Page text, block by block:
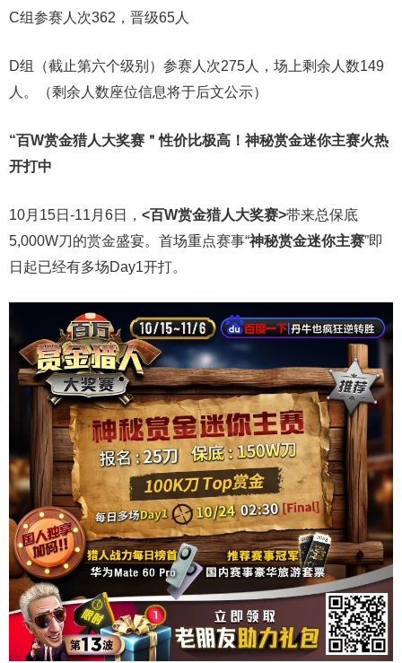
C组参赛人次362，晋级65人
D组（截止第六个级别）参赛人次275人，场上剩余人数149
人。（剩余人数座位信息将于后文公示）
“百W赏金猎人大奖赛＂性价比极高！ 神秘赏金迷你主赛火热
开打中
10月15日-11月6日， <百W赏金猎人大奖赛>带来总保底
5,000W刀的赏金盛宴。首场重点赛事“神秘赏金迷你主赛”即
日起已经有多场Day1开打。